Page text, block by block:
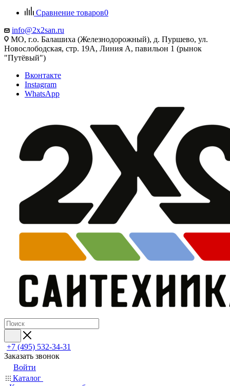
Сравнение товаров0
info@2x2san.ru
МО, г.о. Балашиха (Железнодорожный), д. Пуршево, ул.
Новослободская, стр. 19А, Линия А, павильон 1 (рынок
"Путёвый")
Вконтакте
Instagram
WhatsApp
+7 (495) 532‑34‑31
Заказать звонок
Войти
Каталог